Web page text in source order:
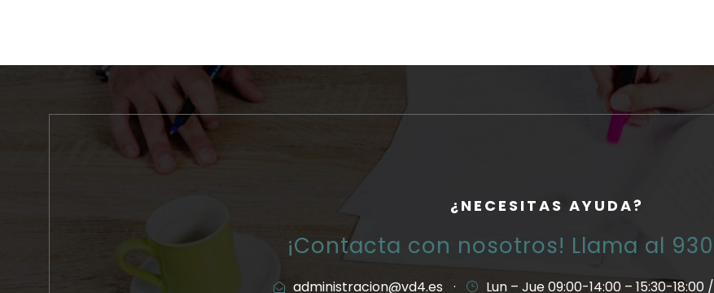
¿NECESITAS AYUDA?
¡Contacta con nosotros! Llama al
administracion@vd4.es · Lun – Jue 09:00-14:00 – 15:30-